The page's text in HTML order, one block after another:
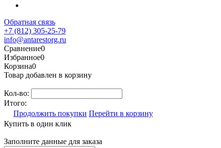
Обратная связь
+7 (812) 305-25-79
info@antarestorg.ru
Сравнение0
Избранное0
Корзина0
Товар добавлен в корзину
Кол-во:
Итого:
Продолжить покупки Перейти в корзину
Купить в один клик
Заполните данные для заказа